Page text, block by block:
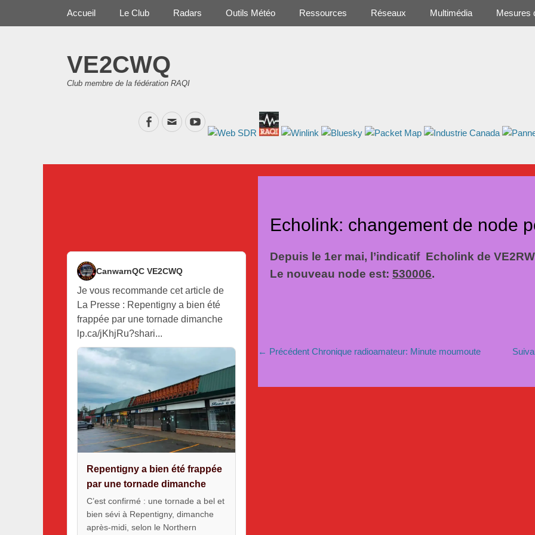
Premier Menu
Accueil Le Club Radars Outils Météo Ressources Réseaux Multimédia Mesures
VE2CWQ
Club membre de la fédération RAQI
Facebook
EmailYouTube
Echolink: changement de node
Depuis le 1er mai, l’indicatif Echolink de
Le nouveau node est: 530006.
Navigation
l’article
← Précédent Article
Chronique radioamateur: Minute moumoute
CanwarnQC VE2CWQ
Je vous recommande cet article de
La Presse : Repentigny a bien été
frappée par une tornade dimanche
lp.ca/jKhjRu?shari...
Repentigny a bien été frappée
par une tornade dimanche
C’est confirmé : une tornade a bel et
bien sévi à Repentigny, dimanche
après-midi, selon le Northern